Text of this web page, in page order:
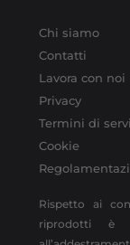
Chi siamo
Contatti
Lavora con noi
Privacy
Termini di
Cookie
Rispetto ai
riprodotti è